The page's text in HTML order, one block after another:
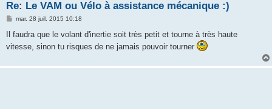
Re: Le VAM ou Vélo à assistance mécanique :)
M
s
a
mar. 28 juil. 2015 10:18
Il faudra que le volant d'inertie soit très petit et tourne à très haute
vitesse, sinon tu risques de ne jamais pouvoir tourner